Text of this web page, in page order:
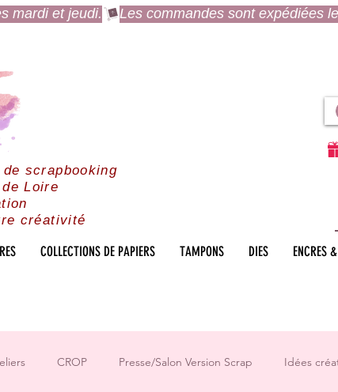
mardi et jeudi.
scrapbooking
Loire
créativité
COLLECTIONS DE PAPIERS TAMPONS DIES ENCRES
CROP Presse/Salon Version Scrap Idées